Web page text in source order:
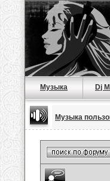
Музыка Dj
Музыка